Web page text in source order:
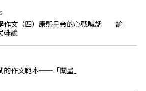
作文（四）康熙皇帝的心戰喊話──諭
硃諭
的作文範本──「闈墨」